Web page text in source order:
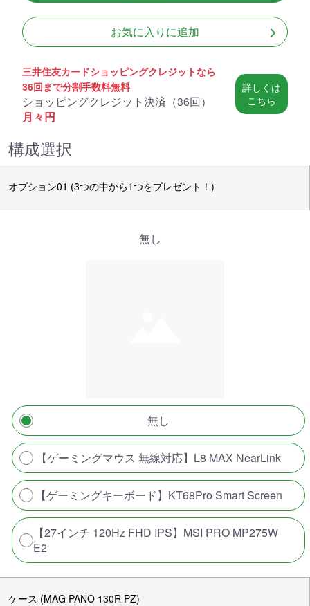
お気に入りに追加
三井住友カードショッピングクレジットなら
36回まで分割手数料無料
ショッピングクレジット決済（36回）
月々円
詳しくは
こちら
構成選択
オプション01 (3つの中から1つをプレゼント！)
無し
無し
【ゲーミングマウス 無線対応】L8 MAX NearLink
【ゲーミングキーボード】KT68Pro Smart Screen
【27インチ 120Hz FHD IPS】MSI PRO MP275W
E2
ケース (MAG PANO 130R PZ)